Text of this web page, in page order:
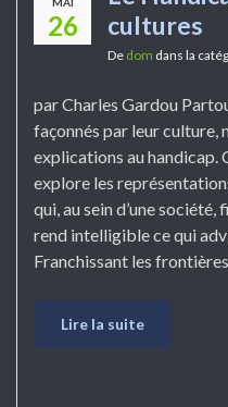
MAI
26
cultures
De dom dans la
par Charles Gardou
façonnés par leur culture,
explications au handicap.
explore les
qui, au sein d’une
rend intelligible ce qui
Franchissant les
Lire la suite